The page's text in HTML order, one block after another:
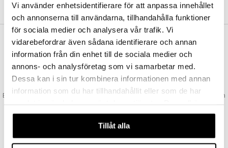
Vi använder enhetsidentifierare för att anpassa innehållet
och annonserna till användarna, tillhandahålla funktioner
för sociala medier och analysera vår trafik. Vi
vidarebefordrar även sådana identifierare och annan
information från din enhet till de sociala medier och
annons- och analysföretag som vi samarbetar med.
Dessa kan i sin tur kombinera informationen med annan
information som du har tillhandahållit eller som de har
våra cookies vid fortsatt användande av vår webbplats.
Tillåt alla
VAD KOSTAR FRAKTEN?
Vi erbjuder fri frakt från 350 kr. Vår gräns för fraktfri leverans bestäms
utifån vilken avdelning du handlar från. Läs mer här »
SNABBA LEVERANSER
Beställningar lagda före 14:00 (gäller varor i lager) skickas normalt ut från
GODKÄND AV LÄKEMEDELSVERKET
Läkemedelsverket gällande försäljning av läkemedel.